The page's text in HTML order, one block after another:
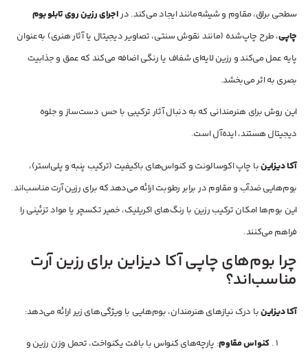
سطحی براق، مقاوم و شیشه‌مانند ایجاد می‌کند. در اجرای رزین روی تابلو بوم
چاپی، طرح چاپ‌شده (مانند نقوش سنتی، تصاویر دیجیتال یا آثار هنری) به‌عنوان
پایه عمل می‌کند و رزین لایه‌ای شفاف یا رنگی اضافه می‌کند که عمق و جذابیت
بصری به اثر می‌بخشد.
این روش برای هنرمندانی که به دنبال آثار ترکیبی با حس دست‌ساز و جلوه
دیجیتال هستند، ایده‌آل است.
آکا دیزاینبا چاپ اکوسالونت و کنواس‌های باکیفیت (ترکیب پنبه و پلی‌استر)،
بوم‌هایی ضدآب و مقاوم در برابر رطوبت ارائه می‌دهد که برای رزین آرت مناسب‌اند.
این بوم‌ها امکان ترکیب رزین با رنگ‌های اکریلیک، خمیر تکسچر یا مواد تزئینی را
فراهم می‌کنند.
چرا بوم‌های چاپی آکا دیزاین برای رزین آرت
مناسب‌اند؟
آکا دیزاینبا درک نیازهای هنرمندان، بوم‌هایی با ویژگی‌های زیر ارائه می‌دهد:
کنواس مقاوم: پارچه‌های کنواس با بافت یکنواخت، تحمل وزن رزین و